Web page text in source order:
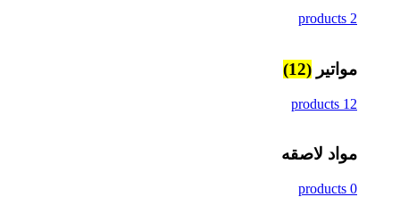
2 products
مواتير (12)
12 products
مواد لاصقه
0 products